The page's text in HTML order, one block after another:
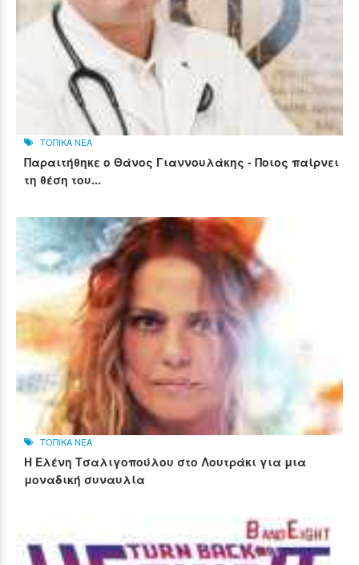
ΤΟΠΙΚΑ ΝΕΑ
Παραιτήθηκε ο Θάνος Γιαννουλάκης - Ποιος παίρνει
τη θέση του...
ΤΟΠΙΚΑ ΝΕΑ
Η Ελένη Τσαλιγοπούλου στο Λουτράκι για μια
μοναδική συναυλία